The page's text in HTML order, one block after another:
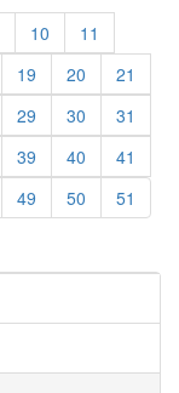
10
11
19 20
21
29 30
31
39 40
41
49 50 51